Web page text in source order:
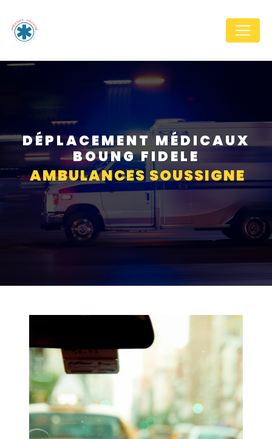
DÉPLACEMENT MÉDICAUX
BOUNG FIDELE
AMBULANCES SOUSSIGNE